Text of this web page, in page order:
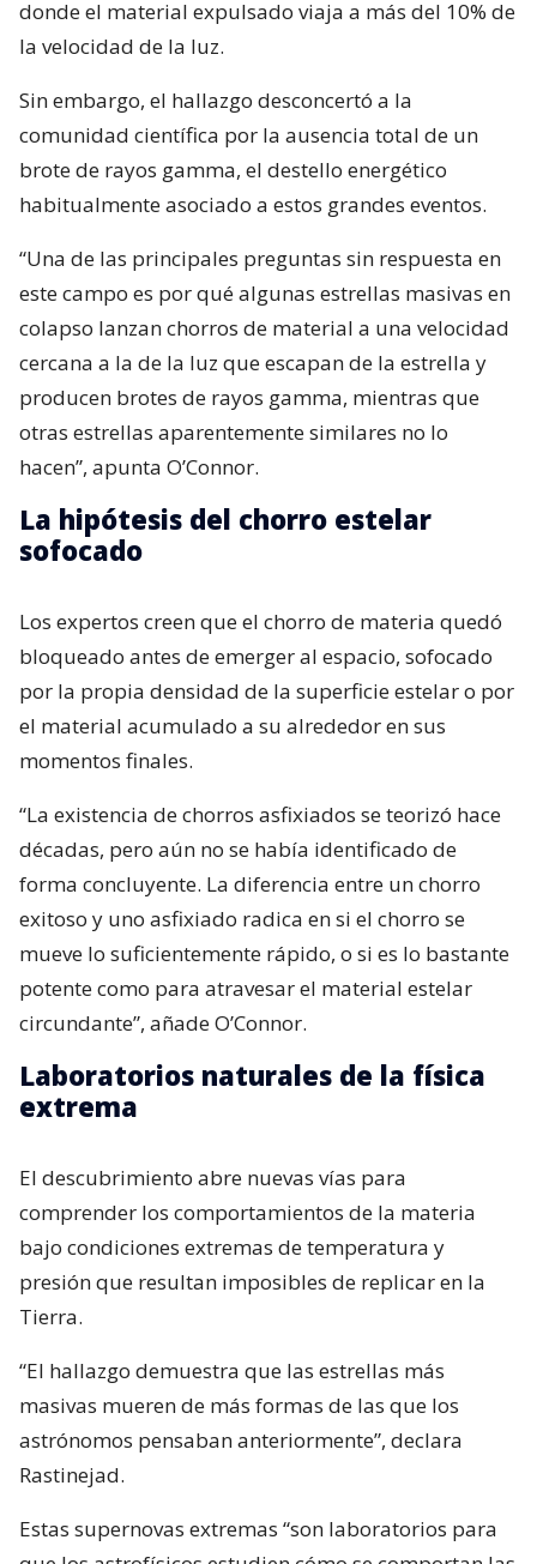
donde el material expulsado viaja a más del 10% de
la velocidad de la luz.
Sin embargo, el hallazgo desconcertó a la
comunidad científica por la ausencia total de un
brote de rayos gamma, el destello energético
habitualmente asociado a estos grandes eventos.
“Una de las principales preguntas sin respuesta en
este campo es por qué algunas estrellas masivas en
colapso lanzan chorros de material a una velocidad
cercana a la de la luz que escapan de la estrella y
producen brotes de rayos gamma, mientras que
otras estrellas aparentemente similares no lo
hacen”, apunta O’Connor.
La hipótesis del chorro estelar
sofocado
Los expertos creen que el chorro de materia quedó
bloqueado antes de emerger al espacio, sofocado
por la propia densidad de la superficie estelar o por
el material acumulado a su alrededor en sus
momentos finales.
“La existencia de chorros asfixiados se teorizó hace
décadas, pero aún no se había identificado de
forma concluyente. La diferencia entre un chorro
exitoso y uno asfixiado radica en si el chorro se
mueve lo suficientemente rápido, o si es lo bastante
potente como para atravesar el material estelar
circundante”, añade O’Connor.
Laboratorios naturales de la física
extrema
El descubrimiento abre nuevas vías para
comprender los comportamientos de la materia
bajo condiciones extremas de temperatura y
presión que resultan imposibles de replicar en la
Tierra.
“El hallazgo demuestra que las estrellas más
masivas mueren de más formas de las que los
astrónomos pensaban anteriormente”, declara
Rastinejad.
Estas supernovas extremas “son laboratorios para